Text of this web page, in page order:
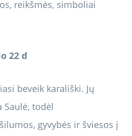
22 d
beveik karališki. Jų
Saulė, todėl
gyvybės ir šviesos į